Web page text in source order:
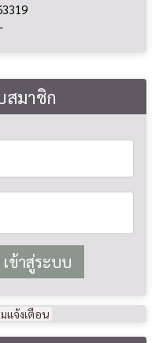
สมาชิก
แจ้งเตือน